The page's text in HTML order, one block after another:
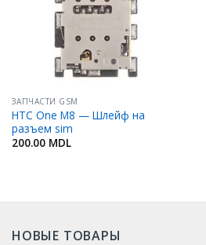
ЗАПЧАСТИ GSM
HTC One M8 — Шлейф на
разъем sim
200.00 MDL
НОВЫЕ ТОВАРЫ